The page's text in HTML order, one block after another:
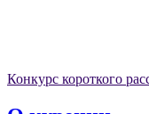
Конкурс короткого